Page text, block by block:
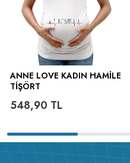
ANNE LOVE KADIN HAMILE
TIŞÖRT
548,90 TL